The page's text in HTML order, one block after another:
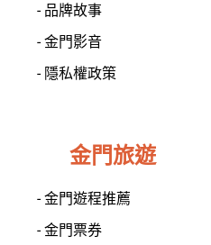
- 品牌故事
- 金門影音
- 隱私權政策
金門旅遊
- 金門遊程推薦
- 金門票券